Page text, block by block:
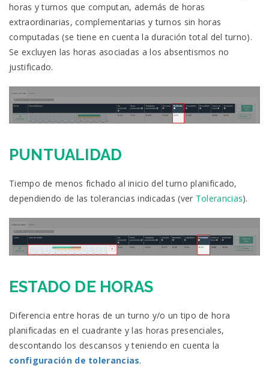
horas y turnos que computan, además de horas
extraordinarias, complementarias y turnos sin horas
computadas (se tiene en cuenta la duración total del turno).
Se excluyen las horas asociadas a los absentismos no
justificado.
PUNTUALIDAD
Tiempo de menos fichado al inicio del turno planificado,
dependiendo de las tolerancias indicadas (ver Tolerancias).
ESTADO DE HORAS
Diferencia entre horas de un turno y/o un tipo de hora
planificadas en el cuadrante y las horas presenciales,
descontando los descansos y teniendo en cuenta la
configuración de tolerancias.